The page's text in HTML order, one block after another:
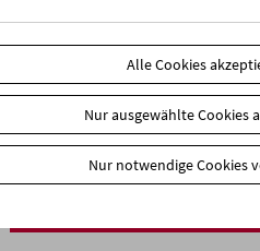
In Person: Nora Sweeney
Alle Cookies
Nur ausgewählte Cookies
Nur notwendige Cookies